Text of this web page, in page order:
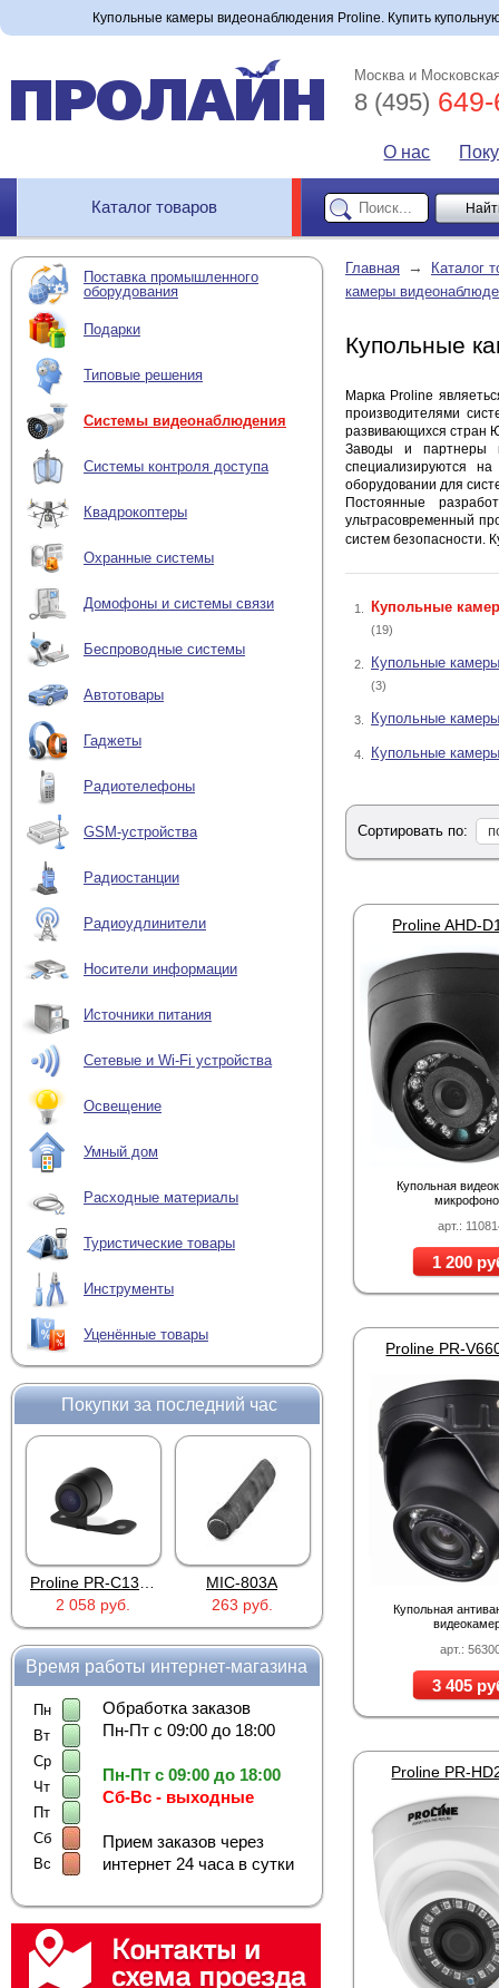
Купольные камеры видеонаблюдения Proline. Купить
Москва и
8 (495)
О нас
Каталог товаров
Поставка промышленного
оборудования
Подарки
Типовые решения
Системы видеонаблюдения
Системы контроля доступа
Квадрокоптеры
Охранные системы
Домофоны и системы связи
Беспроводные системы
Автотовары
Гаджеты
Радиотелефоны
GSM-устройства
Радиостанции
Радиоудлинители
Носители информации
Источники питания
Сетевые и Wi-Fi устройства
Освещение
Умный дом
Расходные материалы
Туристические товары
Инструменты
Уценённые товары
Покупки за последний час
2 058 руб.
MIC-803A
263 руб.
4PIN(п)/2RCA(м)+DJK-11(п)
386 руб.
Время работы интернет-магазина
Пн
Вт
Ср
Чт
Пт
Сб
Вс
Обработка заказов
Пн-Пт с 09:00 до 18:00
Пн-Пт с 09:00 до 18:00
Сб-Вс - выходные
Прием заказов через
интернет 24 часа в сутки
Главная →
Каталог
камеры
Купольные
Марка Proline
производителями
развивающихся стран
Заводы и партнеры
специализируются
оборудовании для
Постоянные
ультрасовременный
систем безопасности.
1. Купольные
(19)
2. Купольные
(3)
3. Купольные
4. Купольные
Сортировать по:
арт.:
Proline AHD-
Купольная
1 200
арт.:
Proline PR-
Купольная
3 405
Proline PR-